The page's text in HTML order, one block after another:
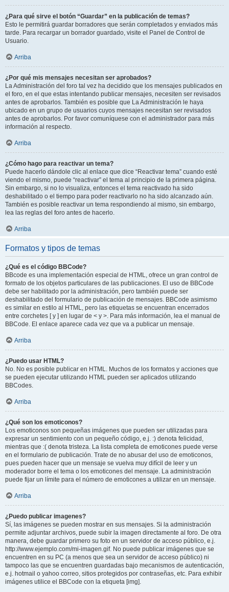
¿Para qué sirve el botón “Guardar” en la publicación de temas?
Esto le permitirá guardar borradores que serán completados y enviados más
tarde. Para recargar un borrador guardado, visite el Panel de Control de
Usuario.
Arriba
¿Por qué mis mensajes necesitan ser aprobados?
La Administración del foro tal vez ha decidido que los mensajes publicados en
el foro, en el que estas intentando publicar mensajes, necesiten ser revisados
antes de aprobarlos. También es posible que La Administración le haya
ubicado en un grupo de usuarios cuyos mensajes necesitan ser revisados
antes de aprobarlos. Por favor comuníquese con el administrador para más
información al respecto.
Arriba
¿Cómo hago para reactivar un tema?
Puede hacerlo dándole clic al enlace que dice “Reactivar tema” cuando esté
viendo el mismo, puede “reactivar” el tema al principio de la primera página.
Sin embargo, si no lo visualiza, entonces el tema reactivado ha sido
deshabilitado o el tiempo para poder reactivarlo no ha sido alcanzado aún.
También es posible reactivar un tema respondiendo al mismo, sin embargo,
lea las reglas del foro antes de hacerlo.
Arriba
Formatos y tipos de temas
¿Qué es el código BBCode?
BBcode es una implementación especial de HTML, ofrece un gran control de
formato de los objetos particulares de las publicaciones. El uso de BBCode
debe ser habilitado por la administración, pero también puede ser
deshabilitado del formulario de publicación de mensajes. BBCode asimismo
es similar en estilo al HTML, pero las etiquetas se encuentran encerrados
entre corchetes [ y ] en lugar de < y >. Para más información, lea el manual de
BBCode. El enlace aparece cada vez que va a publicar un mensaje.
Arriba
¿Puedo usar HTML?
No. No es posible publicar en HTML. Muchos de los formatos y acciones que
se pueden ejecutar utilizando HTML pueden ser aplicados utilizando
BBCodes.
Arriba
¿Qué son los emoticonos?
Los emoticonos son pequeñas imágenes que pueden ser utilizadas para
expresar un sentimiento con un pequeño código, e.j. :) denota felicidad,
mientras que :( denota tristeza. La lista completa de emoticones puede verse
en el formulario de publicación. Trate de no abusar del uso de emoticonos,
pues pueden hacer que un mensaje se vuelva muy difícil de leer y un
moderador borre el tema o los emoticones del mensaje. La administración
puede fijar un límite para el número de emoticones a utilizar en un mensaje.
Arriba
¿Puedo publicar imagenes?
Sí, las imágenes se pueden mostrar en sus mensajes. Si la administración
permite adjuntar archivos, puede subir la imagen directamente al foro. De otra
manera, debe guardar primero su foto en un servidor de acceso público, e.j.
http://www.ejemplo.com/mi-imagen.gif. No puede publicar imágenes que se
encuentren en su PC (a menos que sea un servidor de acceso público) ni
tampoco las que se encuentren guardadas bajo mecanismos de autenticación,
e.j. hotmail o yahoo correo, sitios protegidos por contraseñas, etc. Para exhibir
imágenes utilice el BBCode con la etiqueta [img].